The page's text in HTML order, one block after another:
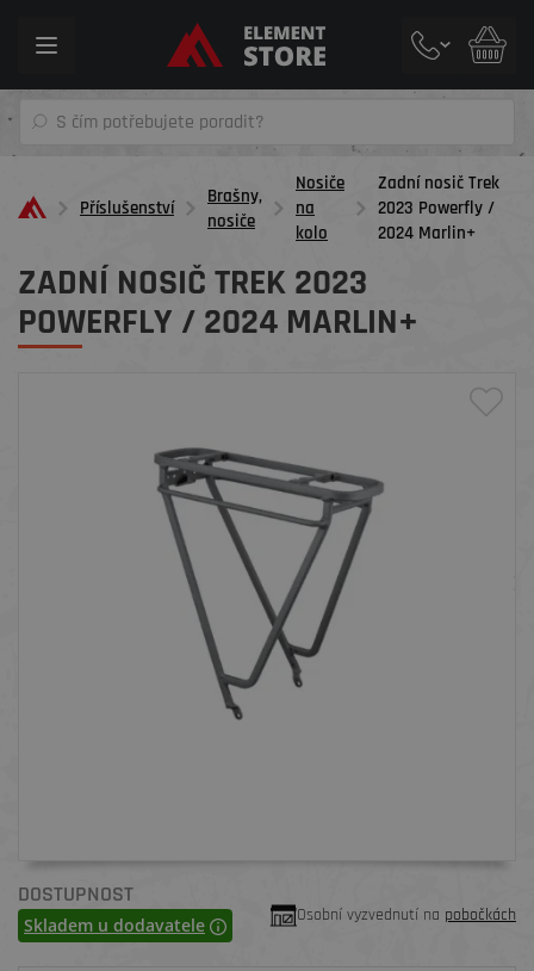
Toggle
Příslušenství
Brašny,
nosiče
Nosiče
na
kolo
Zadní nosič Trek
2023 Powerfly /
2024 Marlin+
ZADNÍ NOSIČ TREK 2023
POWERFLY / 2024 MARLIN+
DOSTUPNOST
Skladem u dodavatele Osobní vyzvednutí na pobočkách